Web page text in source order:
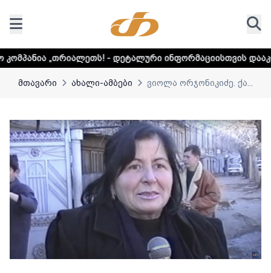
- დეტალური ინფორმაციისთვის დააკლიკეთ ლინკს
მთავარი ახალი-ამბები ვიოლა ორჯონიკიძე. ქა...